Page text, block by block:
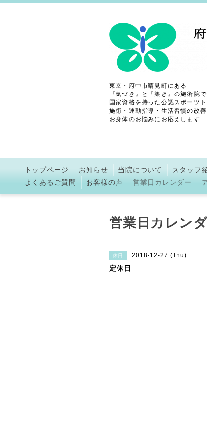
東京・府中市晴見町にある
『気づき』と『築き』の施術院で
国家資格を持った公認スポーツト
施術・運動指導・生活習慣の改善
お身体のお悩みにお応えします
トップページ お知らせ 当院について スタッフ
よくあるご質問
お客様の声 営業日カレンダー
営業日カレン
休日 2018-12-27 (Thu)
定休日